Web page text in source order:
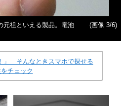
元祖といえる製品。電池
(画像 3/6)
」 そんなときスマホで探せる
チェック